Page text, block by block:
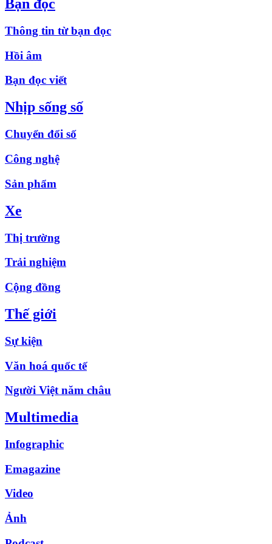
Bạn đọc
Thông tin từ bạn đọc
Hồi âm
Bạn đọc viết
Nhịp sống số
Chuyển đổi số
Công nghệ
Sản phẩm
Xe
Thị trường
Trải nghiệm
Cộng đồng
Thế giới
Sự kiện
Văn hoá quốc tế
Người Việt năm châu
Multimedia
Infographic
Emagazine
Video
Ảnh